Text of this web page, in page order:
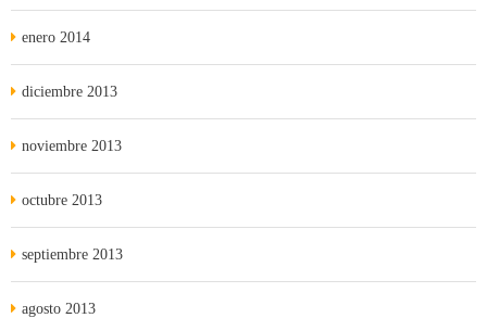
enero 2014
diciembre 2013
noviembre 2013
octubre 2013
septiembre 2013
agosto 2013